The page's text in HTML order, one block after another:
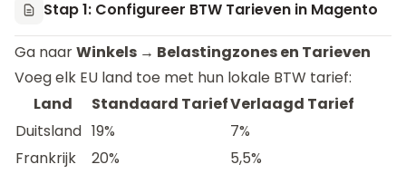
Stap 1: Configureer BTW Tarieven in Magento
Ga naarWinkels → Belastingzones en Tarieven
Voeg elk EU land toe met hun lokale BTW tarief:
Land
Standaard TariefVerlaagd Tarief
Duitsland 19%
7%
Frankrijk
20%
5,5%